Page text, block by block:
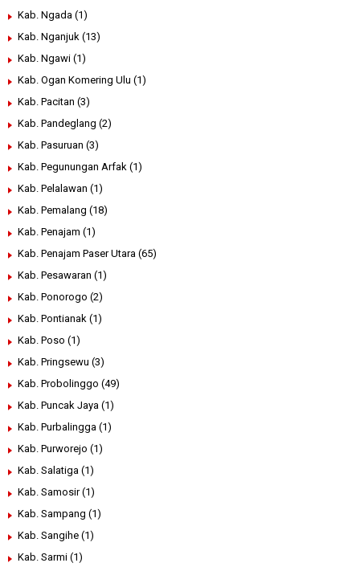
Kab. Ngada (1)
Kab. Nganjuk (13)
Kab. Ngawi (1)
Kab. Ogan Komering Ulu (1)
Kab. Pacitan (3)
Kab. Pandeglang (2)
Kab. Pasuruan (3)
Kab. Pegunungan Arfak (1)
Kab. Pelalawan (1)
Kab. Pemalang (18)
Kab. Penajam (1)
Kab. Penajam Paser Utara (65)
Kab. Pesawaran (1)
Kab. Ponorogo (2)
Kab. Pontianak (1)
Kab. Poso (1)
Kab. Pringsewu (3)
Kab. Probolinggo (49)
Kab. Puncak Jaya (1)
Kab. Purbalingga (1)
Kab. Purworejo (1)
Kab. Salatiga (1)
Kab. Samosir (1)
Kab. Sampang (1)
Kab. Sangihe (1)
Kab. Sarmi (1)